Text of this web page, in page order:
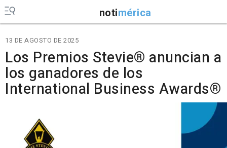
notimérica
13 DE AGOSTO DE 2025
Los Premios Stevie® anuncian a
los ganadores de los
International Business Awards®